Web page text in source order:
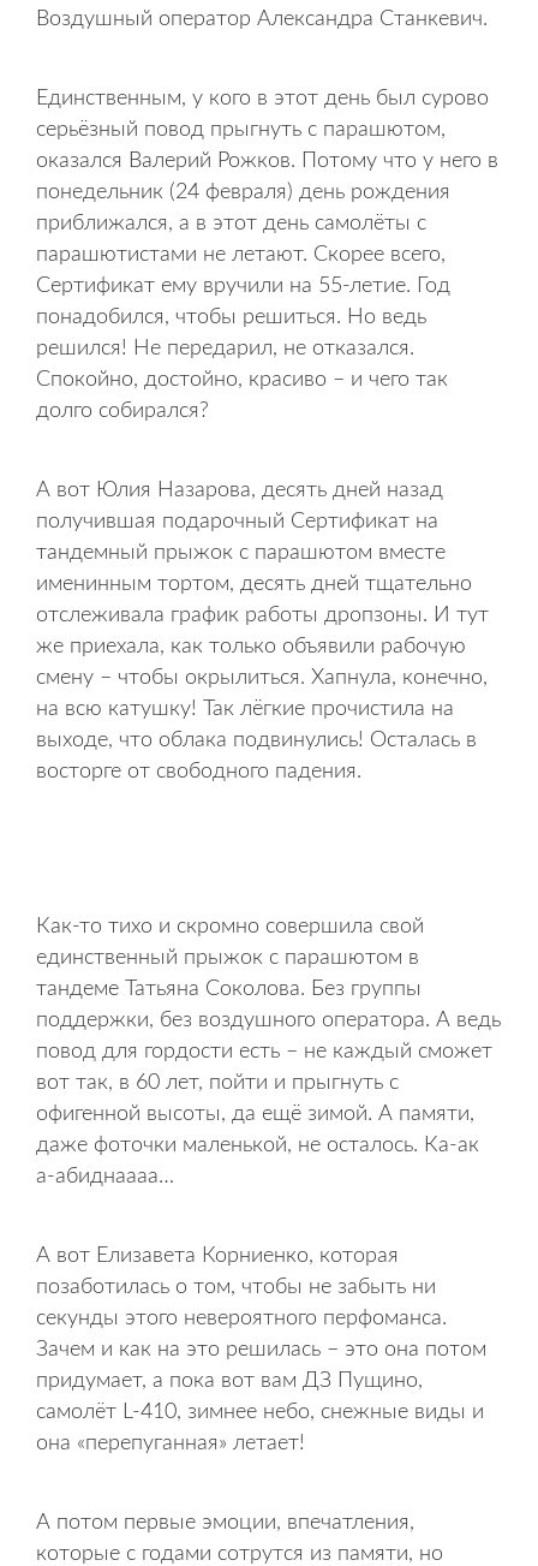
Воздушный оператор Александра Станкевич.
Единственным, у кого в этот день был сурово
серьёзный повод прыгнуть с парашютом,
оказался Валерий Рожков. Потому что у него в
понедельник (24 февраля) день рождения
приближался, а в этот день самолёты с
парашютистами не летают. Скорее всего,
Сертификат ему вручили на 55-летие. Год
понадобился, чтобы решиться. Но ведь
решился! Не передарил, не отказался.
Спокойно, достойно, красиво – и чего так
долго собирался?
А вот Юлия Назарова, десять дней назад
получившая подарочный Сертификат на
тандемный прыжок с парашютом вместе
именинным тортом, десять дней тщательно
отслеживала график работы дропзоны. И тут
же приехала, как только объявили рабочую
смену – чтобы окрылиться. Хапнула, конечно,
на всю катушку! Так лёгкие прочистила на
выходе, что облака подвинулись! Осталась в
восторге от свободного падения.
Как-то тихо и скромно совершила свой
единственный прыжок с парашютом в
тандеме Татьяна Соколова. Без группы
поддержки, без воздушного оператора. А ведь
повод для гордости есть – не каждый сможет
вот так, в 60 лет, пойти и прыгнуть с
офигенной высоты, да ещё зимой. А памяти,
даже фоточки маленькой, не осталось. Ка-ак
а-абиднаааа…
А вот Елизавета Корниенко, которая
позаботилась о том, чтобы не забыть ни
секунды этого невероятного перфоманса.
Зачем и как на это решилась – это она потом
придумает, а пока вот вам ДЗ Пущино,
самолёт L-410, зимнее небо, снежные виды и
она «перепуганная» летает!
А потом первые эмоции, впечатления,
которые с годами сотрутся из памяти, но